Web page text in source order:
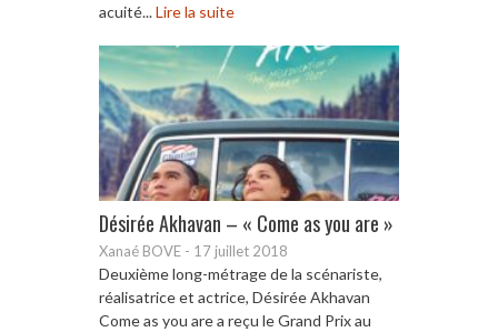
acuité...Lire la suite
Désirée Akhavan – « Come as you are »
Xanaé BOVE - 17 juillet 2018
Deuxième long-métrage de la scénariste,
réalisatrice et actrice, Désirée Akhavan
Come as you are a reçu le Grand Prix au